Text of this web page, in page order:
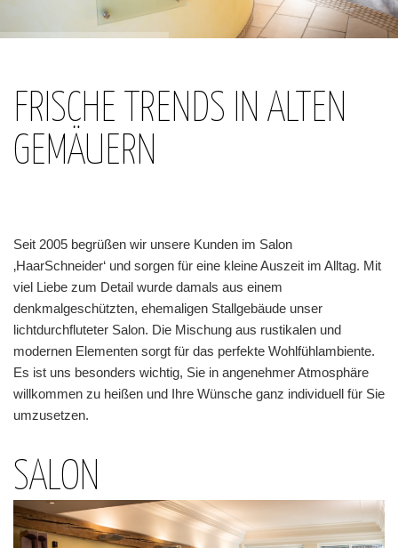
FRISCHE TRENDS IN ALTEN
GEMÄUERN
Seit 2005 begrüßen wir unsere Kunden im Salon
‚HaarSchneider‘ und sorgen für eine kleine Auszeit im Alltag. Mit
viel Liebe zum Detail wurde damals aus einem
denkmalgeschützten, ehemaligen Stallgebäude unser
lichtdurchfluteter Salon. Die Mischung aus rustikalen und
modernen Elementen sorgt für das perfekte Wohlfühlambiente.
Es ist uns besonders wichtig, Sie in angenehmer Atmosphäre
willkommen zu heißen und Ihre Wünsche ganz individuell für Sie
umzusetzen.
SALON